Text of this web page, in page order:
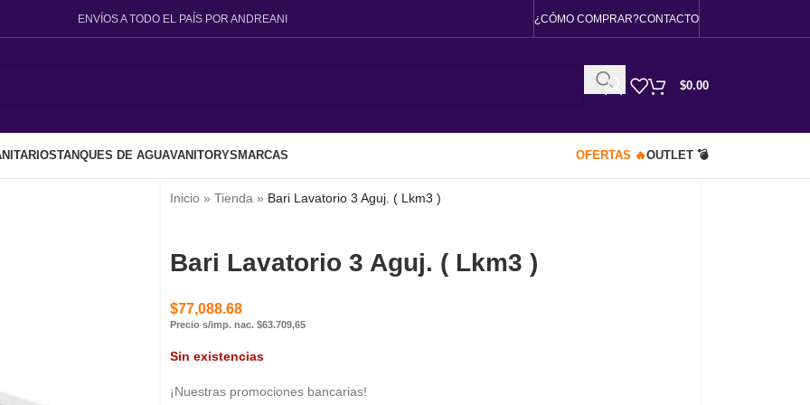
ENVÍOS A TODO EL PAÍS POR ANDREANI ¿CÓMO COMPRAR?CONTACTO
$0.00
TANQUES DE AGUAVANITORYS MARCAS OFERTAS 🔥OUTLET 💣
Inicio » Tienda » Bari Lavatorio 3 Aguj. ( Lkm3 )
Bari Lavatorio 3 Aguj. ( Lkm3 )
$77,088.68
Precio s/imp. nac. $63.709,65
Sin existencias
¡Nuestras promociones bancarias!